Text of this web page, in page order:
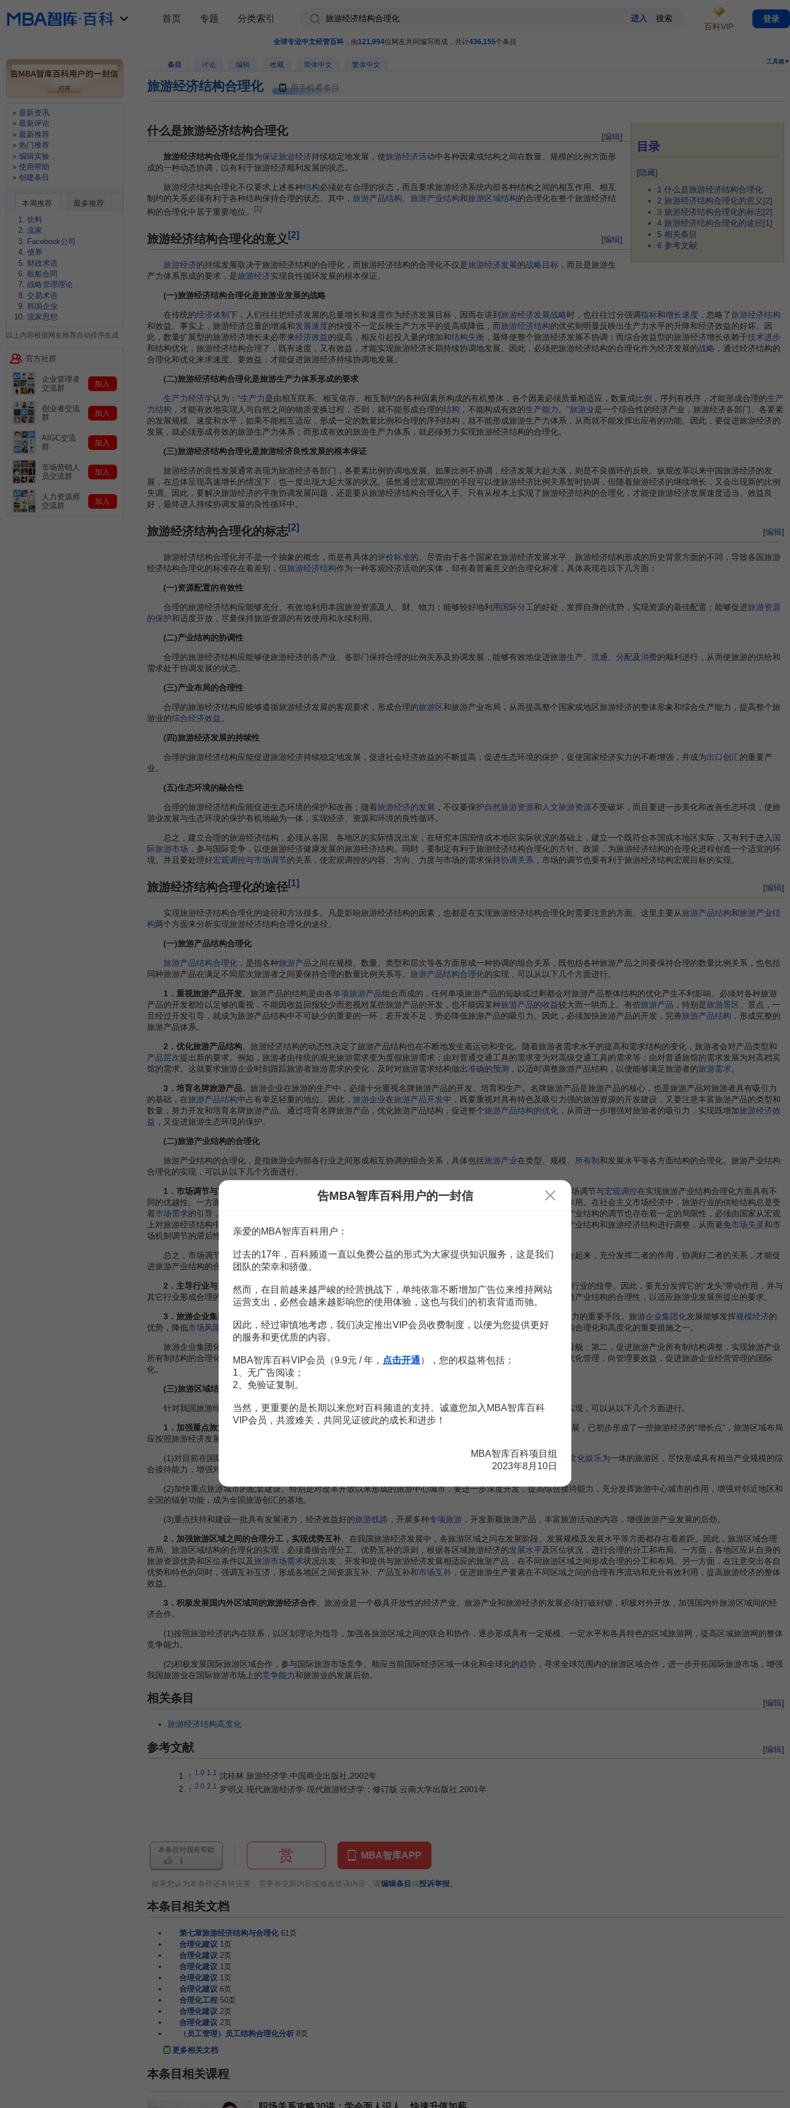
全球专业中文经管百科 ，由121,994位网友共同编写而成，共计436,155个条目
条目 讨论 编辑 收藏 简体中文 繁体中文 工具箱▼
旅游经济结构合理化 用手机看条目
目录
[隐藏]
1 什么是旅游经济结构合理化
2 旅游经济结构合理化的意义[2]
3 旅游经济结构合理化的标志[2]
4 旅游经济结构合理化的途径[1]
5 相关条目
6 参考文献
[编辑]
什么是旅游经济结构合理化
旅游经济结构合理化是指为保证旅游经济持续稳定地发展，使旅游经济活动中各种因素或结构之间在数量、规模的比例方面形
成的一种动态协调，以有利于旅游经济顺利发展的状态。
旅游经济结构合理化不仅要求上述各种结构必须处在合理的状态，而且要求旅游经济系统内部各种结构之间的相互作用、相互
制约的关系必须有利于各种结构保持合理的状态。其中， 旅游产品结构、 旅游产业结构和旅游区域结构的合理化在整个旅游经济结
构的合理化中居于重要地位。
[1]
[编辑]
旅游经济结构合理化的意义 [2]
旅游经济的持续发展取决于旅游经济结构的合理化，而旅游经济结构的合理化不仅是旅游经济发展的战略目标 ，而且是旅游生
产力体系形成的要求，是旅游经济实现良性循环发展的根本保证。
(一)旅游经济结构合理化是旅游业发展的战略
在传统的经济体制 下，人们往往把经济发展的总量增长和速度作为经济发展目标，因而在讲到 旅游经济发展战略时，也往往过分强调指标和增长速度 ，忽略了旅游经济结构
和效益。事实上，旅游经济总量的增减和发展速度的快慢不一定反映生产力水平的提高或降低，而旅游经济结构的优劣则明显反映出生产力水平的升降和经济效益的好坏。因
此，数量扩展型的旅游经济增长未必带来经济效益的提高，相反引起投入量的增加和结构失衡 ，最终使整个旅游经济发展不协调；而综合效益型的旅游经济增长依赖于技术进步
和结构优化，旅游经济结构合理了，既有速度，又有效益，才能实现旅游经济长期持续协调地发展。因此，必须把旅游经济结构的合理化作为经济发展的战略 ，通过经济结构的
合理化和优化来求速度、要效益，才能促进旅游经济持续协调地发展。
(二)旅游经济结构合理化是旅游生产力体系形成的要求
生产力经济学认为：“生产力是由相互联系、相互依存、相互制约的各种因素所构成的有机整体，各个因素必须质量相适应，数量成比例 ，序列有秩序，才能形成合理的生产
力结构 ，才能有效地实现人与自然之间的物质变换过程，否则，就不能形成合理的结构 ，不能构成有效的生产能力 。”旅游业是一个综合性的经济产业，旅游经济各部门、各要素
的发展规模、速度和水平，如果不能相互适应，形成一定的数量比例和合理的序列结构，就不能形成旅游生产力体系，从而就不能发挥出应有的功能。因此，要促进旅游经济的
发展，就必须形成有效的旅游生产力体系；而形成有效的旅游生产力体系，就必须努力实现旅游经济结构的合理化。
(三)旅游经济结构合理化是旅游经济良性发展的根本保证
旅游经济的良性发展通常表现为旅游经济各部门，各要素比例协调地发展。如果比例不协调，经济发展大起大落，则是不良循环的反映。纵观改革以来中国旅游经济的发
展，在总体呈现高速增长的情况下，也一度出现大起大落的状况。虽然通过宏观调控的手段可以使旅游经济比例关系暂时协调，但随着旅游经济的继续增长，又会出现新的比例
失调。因此，要解决旅游经济的平衡协调发展问题，还是要从旅游经济结构合理化入手。只有从根本上实现了旅游经济结构的合理化，才能使旅游经济发展速度适当、效益良
好，最终进人持续协调发展的良性循环中。
[编辑]
旅游经济结构合理化的标志[2]
旅游经济结构合理化并不是一个抽象的概念，而是有具体的评价标准的。尽管由于各个国家在旅游经济发展水平、旅游经济结构形成的历史背景方面的不同，导致各国旅游
经济结构合理化的标准存在着差别，但旅游经济结构作为一种客观经济活动的实体，却有着普遍意义的合理化标准，具体表现在以下几方面：
(一)资源配置的有效性
合理的旅游经济结构应能够充分、有效地利用本国旅游资源及人、财、物力；能够较好地利用 国际分工的好处，发挥自身的优势，实现资源的最佳配置；能够促进旅游资源
的保护和适度开放，尽量保持旅游资源的有效使用和永续利用。
(二)产业结构的协调性
合理的旅游经济结构应能够使旅游经济的各产业、各部门保持合理的比例关系及协调发展，能够有效地促进旅游生产 流通 分配及消费的顺利进行，从而使旅游的供给和
需求处于协调发展的状态。
(三)产业布局的合理性
合理的旅游经济结构应能够遵循旅游经济发展的客观要求，形成合理的旅游区和旅游产业布局，从而提高整个国家或地区旅游经济的整体形象和综合生产能力，提高整个旅
游业的综合经济效益。
(四)旅游经济发展的持续性
合理的旅游经济结构应能促进旅游经济持续稳定地发展，促进社会经济效益的不断提高，促进生态环境的保护，促使国家经济实力的不断增强，并成为出口创汇的重要产
业。
(五)生态环境的融合性
合理的旅游经济结构应能促进生态环境的保护和改善；随着旅游经济的发展 ，不仅要保护自然旅游资源和 人文旅游资源不受破坏，而且要进一步美化和改善生态环境，使旅
游业发展与生态环境的保护有机地融为一体，实现经济、资源和环境的良性循环。
总之，建立合理的旅游经济结构，必须从各国、各地区的实际情况出发，在研究本国国情或本地区实际状况的基础上，建立一个既符合本国或本地区实际，又有利于进入 国
际旅游市场 ，参与国际竞争，以使旅游经济健康发展的旅游经济结构。同时，要制定有利于旅游经济结构合理化的方针、政策，为旅游经济结构的合理化进程创造一个适宜的环
境。并且要处理好宏观调控与市场调节的关系，使宏观调控的内容、方向、力度与市场的需求保持协调关系 ，市场的调节也要有利于旅游经济结构宏观目标的实现。
[编辑]
旅游经济结构合理化的途径[1]
实现旅游经济结构合理化的途径和方法很多。凡是影响旅游经济结构的因素，也都是在实现旅游经济结构合理化时需要注意的方面。这里主要从旅游产品结构和旅游产业结
构两个方面来分析实现旅游经济结构合理化的途径。
(一)旅游产品结构合理化
旅游产品结构合理化 ，是指各种旅游产品之间在规模、数量、类型和层次等各方面形成一种协调的组合关系，既包括各种旅游产品之间要保持合理的数量比例关系，也包括
同种旅游产品在满足不同层次旅游者之间要保持合理的数量比例关系等。 旅游产品结构合理化的实现，可以从以下几个方面进行。
1．重视旅游产品开发。旅游产品的结构是由各单项旅游产品组合而成的，任何单项旅游产品的短缺或过剩都会对旅游产品整体结构的优化产生不利影响。必须对各种旅游
产品的开发都给以足够的重视，不能因收益回报较少而忽视对某些旅游产品的开发，也不能因某种旅游产品的收益较大而一哄而上。有些旅游产品 ，特别是旅游景区 、景点，一
旦经过开发引导，就成为旅游产品结构中不可缺少的重要的一环，若开发不足，势必降低旅游产品的吸引力。因此，必须加快旅游产品的开发，完善旅游产品结构 ，形成完整的
旅游产品体系。
2．优化旅游产品结构。旅游经济结构的动态性决定了旅游产品结构也在不断地发生着运动和变化。随着旅游者需求水平的提高和需求结构的变化，旅游者会对产品类型和
产品层次提出新的要求。例如，旅游者由传统的观光旅游需求变为度假旅游需求；由对普通交通工具的需求变为对高级交通工具的需求等；由对普通旅馆的需求发展为对高档宾
馆的需求。这就要求旅游企业时刻跟踪旅游者旅游需求的变化，及时对旅游需求结构做出准确的预测 ，以适时调整旅游产品结构，以便能够满足旅游者的旅游需求。
3．培育名牌旅游产品。旅游企业在旅游的生产中，必须十分重视名牌旅游产品的开发、培育和生产。名牌旅游产品是旅游产品的核心，也是旅游产品对旅游者具有吸引力
的基础，在旅游产品结构中占有举足轻重的地位。因此， 旅游企业在旅游产品开发中，既要重视对具有特色及吸引力强的旅游资源的开发建设，又要注意丰富旅游产品的类型和
数量，努力开发和培育名牌旅游产品。通过培育名牌旅游产品，优化旅游产品结构，促进整个旅游产品结构的优化 ，从而进一步增强对旅游者的吸引力，实现既增加旅游经济效
益 ，又促进旅游生态环境的保护。
(二)旅游产业结构的合理化
旅游产业结构的合理化，是指旅游业内部各行业之间形成相互协调的组合关系，具体包括旅游产业在类型、规模、 所有制 和发展水平等各方面结构的合理化。旅游产业结构
合理化的实现，可以从以下几个方面进行。
1．市场调节与宏观调控相结合 市场调节 与宏观调控相结合是保证旅游产业结构合理化实现的基本手段。市场调节与宏观调控在实现旅游产业结构合理化方面具有不
同的优越性。一方面，
的复杂性及其运行的规律性决定了市场调节在旅游产业结构合理化中应当发挥基础性作用。在社会主义市场经济中，旅游行业的供给结构总是受
着市场需求的引导，从而旅游产业结构的合理化必须首先由
对旅游产业结构的调节也存在着一定的局限性，必须由国家从宏观
上对旅游经济结构中的不合理状况，通过运用
行政手段 等宏观调控杠杆及时地对旅游产业结构和旅游经济结构进行调整，从而避免市场失灵和市
场机制调节的滞后性。
总之，市场调节与宏观调控在旅游经济结构合理化过程中各有优势和局限，不能互相代替。只有将二者有机地结合起来，充分发挥二者的作用，协调好二者的关系，才能促
进旅游产业结构的合理化。
2．主导行业与关联行业相适应。在旅游产业结构中，旅行社在各行业中处于中心地位，起主导作用，它是联系各行业的纽带。因此，要充分发挥它的“龙头”带动作用，并与
其它行业形成合理的比例关系。并时刻分析和研究不同行业的变化趋势，及时了解相关行业的运行状态，保持整个旅游产业结构的合理性，以适应旅游业发展所提出的要求。
3．旅游企业集团化发展 是增强旅游企业竞争力的重要手段。旅游企业集团化发展能够发挥规模经济的
优势，降低市场风险 经营成本，提高旅游经济效益 ，是旅游产业结构合理化和高度化的重要目标，也是旅游产业结构合理化和高度化的重要措施之一。
旅游企业集团化发展的方式主要有：第一，组建大型旅游企业集团，形成开发、经营、管理一体化的旅游业航空母舰；第二，促进旅游产业所有制结构调整，实现旅游产业
所有制结构的合理化，增强旅游企业竞争能力，提高旅游企业的 经济效益；第三，加强旅游企业集团 的
和现代化管理，向管理要效益，促进旅游企业经营管理的国际
化。
(三)旅游区域结构的合理化
针对我国旅游经济区域发展的不平衡性以及不同地区旅游资源和社会经济发展的差异性，旅游区域结构合理化的实现，可以从以下几个方面进行。
1．加强重点旅游产业发展、重点旅游产品供给和重点旅游区域建设 。我国旅游业和旅游经济经过十多年的高速发展，已初步形成了一些旅游经济的“增长点”，旅游区域布局
应按照旅游经济发展理论，加强对重点旅游区、旅游城市及旅游路线的建设和发展。
(1)对目前在国际上已具有一定 的旅游区的配套建设及旅游度假区进行重点开发。建设一批融观光、度假 文化娱乐为一体的旅游区，尽快形成具有相当产业规模的综
合接待能力，增强对国内外旅游者的吸引力。
(2)加快重点旅游城市的配套建设。特别是对改革开放以来形成的旅游中心城市，要进一步深度开发，提高综合接待能力，充分发挥旅游中心城市的作用，增强对邻近地区和
全国的辐射功能，成为全国旅游创汇的基地。
(3)重点扶持和建设一批具有发展潜力，经济效益好的旅游线路 ，开展多种专项旅游 ，开发新颖旅游产品，丰富旅游活动的内容，增强旅游产业发展的后劲。
2．加强旅游区域之间的合理分工，实现优势互补。在我国旅游经济发展中，各旅游区域之问在发展阶段、发展规模及发展水平等方面都存在着差距。因此，旅游区域合理
布局、旅游区域结构的合理化的实现，必须遵循合理分工、优势互补的原则，根据各区域旅游经济的发展水平及区位状况，进行合理的分工和布局。一方面，各地区应从自身的
旅游资源优势和区位条件以及旅游市场需求状况出发，开发和提供与旅游经济发展相适应的旅游产品，在不同旅游区域之间形成合理的分工和布局。另一方面，在注意突出各自
优势和特色的同时，强调互补互济，形成各地区之间资源互补、产品互补和市场互补 ，促进旅游生产要素在不同区域之间的合理有序流动和充分有效利用，提高旅游经济的整体
效益。
3．积极发展国内外区域间的旅游经济合作。旅游业是一个极具开放性的经济产业。旅游产业和旅游经济的发展必须打破封锁，积极对外开放，加强国内外旅游区域间的经
济合作。
(1)按照旅游经济的内在联系，以区划理论为指导，加强各旅游区域之间的联合和协作，逐步形成具有一定规模、一定水平和各具特色的区域旅游网，提高区域旅游网的整体
竞争能力。
(2)积极发展国际旅游区域合作，参与国际旅游市场竞争。顺应当前国际经济区域一体化和全球化的趋势 ，寻求全球范围内的旅游区域合作，进一步开拓国际旅游市场，增强
我国旅游业在国际旅游市场上的竞争能力和旅游业的发展后劲。
[编辑]
相关条目
旅游经济结构高度化
[编辑]
参考文献
↑ 1.0 1.1 沈桂林.旅游经济学.中国商业出版社,2002年
↑ 2.0 2.1 罗明义.现代旅游经济学·现代旅游经济学：修订版.云南大学出版社,2001年
本条目对我有帮助
1 赏 MBA智库APP
如果您认为本条目还有待完善，需要补充新内容或修改错误内容，请 编辑条目 或投诉举报。
本条目相关文档
第七章旅游经济结构与合理化 61页
合理化建议 1页
合理化建议 2页
合理化建议 1页
合理化建议 1页
合理化建议 6页
合理化工程 50页
合理化建议 2页
合理化建议 2页
（员工管理）员工结构合理化分析 8页
更多相关文档
本条目相关课程
首页 专题 分类索引
百科VIP
登录
最新资讯
最新评论
最新推荐
热门推荐
编辑实验
使用帮助
创建条目
本周推荐
最多推荐
饮料
流家
Facebook公司
债券
财政术语
租船合同
战略管理理论
交易术语
韩国企业
流家思想
以上内容根据网友推荐自动排序生成
官方社群
企业管理者
交流群
加入
创业者交流
群
加入
AIGC交流
群
加入
市场营销人
员交流群
加入
人力资源师
交流群
加入
告MBA智库百科用户的一封信
亲爱的MBA智库百科用户：
过去的17年，百科频道一直以免费公益的形式为大家提供知识服务，这是我们
团队的荣幸和骄傲。
然而，在目前越来越严峻的经营挑战下，单纯依靠不断增加广告位来维持网站
运营支出，必然会越来越影响您的使用体验，这也与我们的初衷背道而驰。
因此，经过审慎地考虑，我们决定推出VIP会员收费制度，以便为您提供更好
的服务和更优质的内容。
MBA智库百科VIP会员（9.9元 / 年， 点击开通），您的权益将包括：
1、无广告阅读；
2、免验证复制。
当然，更重要的是长期以来您对百科频道的支持。诚邀您加入MBA智库百科
VIP会员，共渡难关，共同见证彼此的成长和进步！
MBA智库百科项目组
2023年8月10日